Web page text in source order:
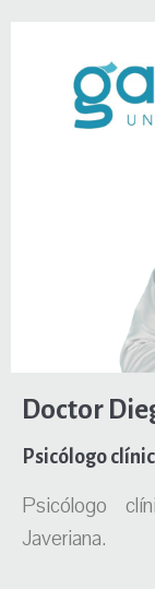
Doctor
Psicólogo
Psicólogo
Javeriana.